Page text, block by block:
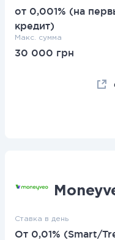
от 0,001% (на
кредит)
Макс. сумма
30 000 грн
Ставка в день
От 0,01% (Smart/